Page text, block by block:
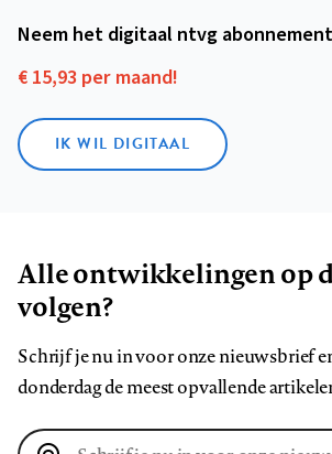
Neem het digitaal ntvg abonnement
€ 15,93 per maand!
IK WIL DIGITAAL
Alle ontwikkelingen op
volgen?
Schrijf je nu in voor onze nieuwsbrief
donderdag de meest opvallende